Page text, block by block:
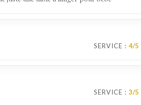
SERVICE : 4/5
SERVICE : 3/5